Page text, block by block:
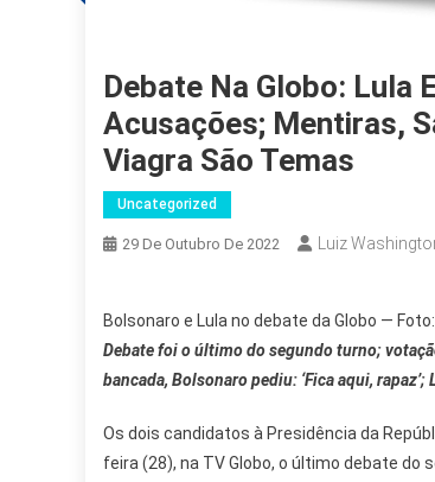
Debate Na Globo: Lula
Acusações; Mentiras,
Viagra São Temas
Uncategorized
29 De Outubro De 2022 Luiz
Bolsonaro e Lula no debate da Globo —
Debate foi o último do segundo turno;
bancada, Bolsonaro pediu: ‘Fica aqui,
Os dois candidatos à Presidência da
feira (28), na TV Globo, o último debate